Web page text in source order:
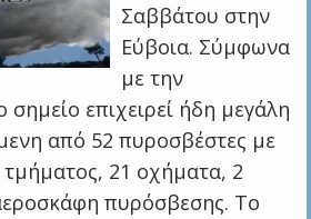
Σαββάτου στην
Εύβοια. Σύμφωνα
με την
επιχειρεί ήδη μεγάλη
από 52 πυροσβέστες με
21 οχήματα, 2
πυρόσβεσης. To